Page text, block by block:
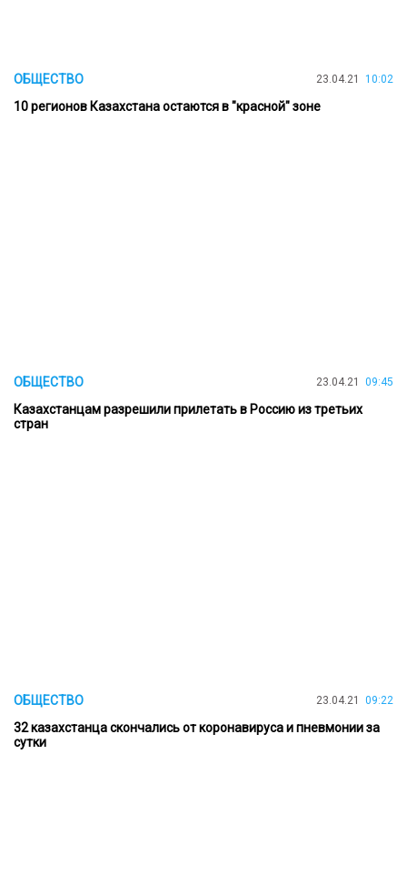
ОБЩЕСТВО 23.04.21 10:02
10 регионов Казахстана остаются в "красной" зоне
ОБЩЕСТВО 23.04.21 09:45
Казахстанцам разрешили прилетать в Россию из третьих
стран
ОБЩЕСТВО 23.04.21 09:22
32 казахстанца скончались от коронавируса и пневмонии за
сутки